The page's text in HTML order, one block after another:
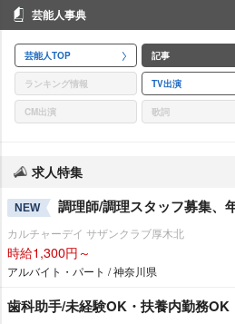
芸能人事典
芸能人TOP 記事
ランキング情報 TV出演
CM出演 歌詞
求人特集
NEW 調理師/調理スタッフ募集、
カルチャーデイ サザンクラブ厚木北
時給1,300円～
アルバイト・パート / 神奈川県
歯科助手/未経験OK・扶養内勤務OK